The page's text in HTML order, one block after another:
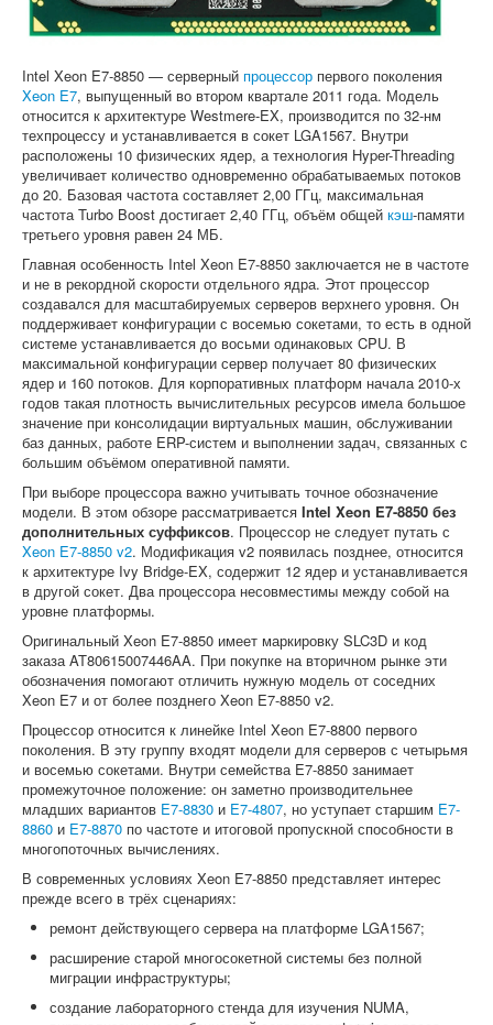
Intel Xeon E7-8850 — серверный процессор первого поколения
Xeon E7, выпущенный во втором квартале 2011 года. Модель
относится к архитектуре Westmere-EX, производится по 32-нм
техпроцессу и устанавливается в сокет LGA1567. Внутри
расположены 10 физических ядер, а технология Hyper-Threading
увеличивает количество одновременно обрабатываемых потоков
до 20. Базовая частота составляет 2,00 ГГц, максимальная
частота Turbo Boost достигает 2,40 ГГц, объём общей кэш-памяти
третьего уровня равен 24 МБ.
Главная особенность Intel Xeon E7-8850 заключается не в частоте
и не в рекордной скорости отдельного ядра. Этот процессор
создавался для масштабируемых серверов верхнего уровня. Он
поддерживает конфигурации с восемью сокетами, то есть в одной
системе устанавливается до восьми одинаковых CPU. В
максимальной конфигурации сервер получает 80 физических
ядер и 160 потоков. Для корпоративных платформ начала 2010-х
годов такая плотность вычислительных ресурсов имела большое
значение при консолидации виртуальных машин, обслуживании
баз данных, работе ERP-систем и выполнении задач, связанных с
большим объёмом оперативной памяти.
При выборе процессора важно учитывать точное обозначение
модели. В этом обзоре рассматривается Intel Xeon E7-8850 без
дополнительных суффиксов. Процессор не следует путать с
Xeon E7-8850 v2. Модификация v2 появилась позднее, относится
к архитектуре Ivy Bridge-EX, содержит 12 ядер и устанавливается
в другой сокет. Два процессора несовместимы между собой на
уровне платформы.
Оригинальный Xeon E7-8850 имеет маркировку SLC3D и код
заказа AT80615007446AA. При покупке на вторичном рынке эти
обозначения помогают отличить нужную модель от соседних
Xeon E7 и от более позднего Xeon E7-8850 v2.
Процессор относится к линейке Intel Xeon E7-8800 первого
поколения. В эту группу входят модели для серверов с четырьмя
и восемью сокетами. Внутри семейства E7-8850 занимает
промежуточное положение: он заметно производительнее
младших вариантов E7-8830 и E7-4807, но уступает старшим E7-
8860 и E7-8870 по частоте и итоговой пропускной способности в
многопоточных вычислениях.
В современных условиях Xeon E7-8850 представляет интерес
прежде всего в трёх сценариях:
ремонт действующего сервера на платформе LGA1567;
расширение старой многосокетной системы без полной
миграции инфраструктуры;
создание лабораторного стенда для изучения NUMA,